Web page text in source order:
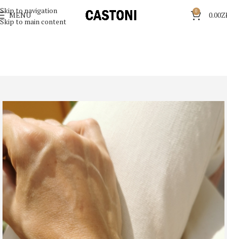
Skip to navigation
Skip to main content
MENU 0 0.00